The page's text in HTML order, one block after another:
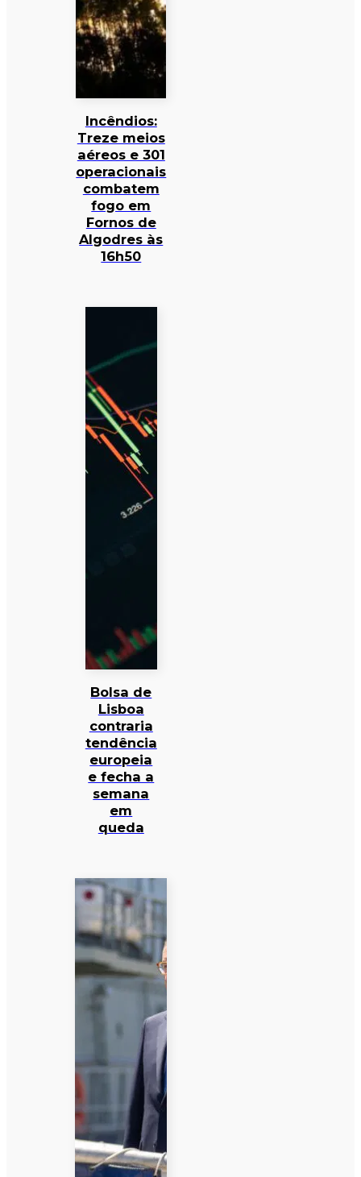
Incêndios:
Treze meios
aéreos e 301
operacionais
combatem
fogo em
Fornos de
Algodres às
16h50
Bolsa de
Lisboa
contraria
tendência
europeia
e fecha a
semana
em
queda